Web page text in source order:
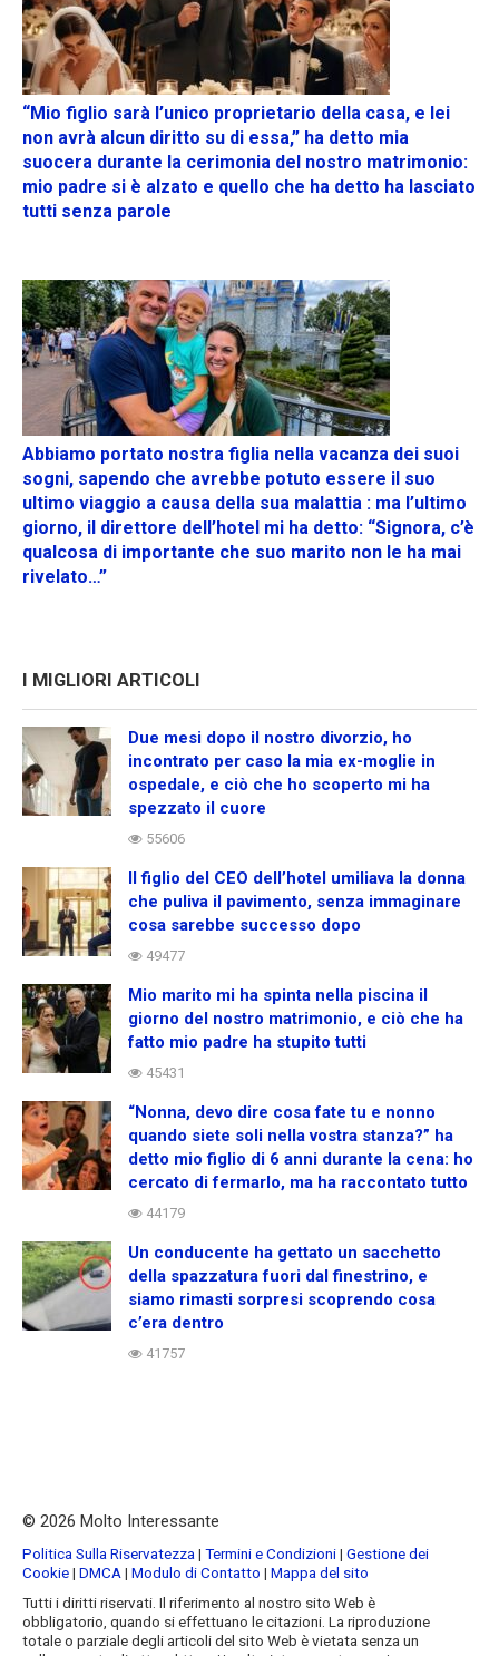
“Mio figlio sarà l’unico proprietario della casa, e lei
non avrà alcun diritto su di essa,” ha detto mia
suocera durante la cerimonia del nostro matrimonio:
mio padre si è alzato e quello che ha detto ha lasciato
tutti senza parole
Abbiamo portato nostra figlia nella vacanza dei suoi
sogni, sapendo che avrebbe potuto essere il suo
ultimo viaggio a causa della sua malattia : ma l’ultimo
giorno, il direttore dell’hotel mi ha detto: “Signora, c’è
qualcosa di importante che suo marito non le ha mai
rivelato…”
I MIGLIORI ARTICOLI
Due mesi dopo il nostro divorzio, ho
incontrato per caso la mia ex-moglie in
ospedale, e ciò che ho scoperto mi ha
spezzato il cuore
55606
Il figlio del CEO dell’hotel umiliava la donna
che puliva il pavimento, senza immaginare
cosa sarebbe successo dopo
49477
Mio marito mi ha spinta nella piscina il
giorno del nostro matrimonio, e ciò che ha
fatto mio padre ha stupito tutti
45431
“Nonna, devo dire cosa fate tu e nonno
quando siete soli nella vostra stanza?” ha
detto mio figlio di 6 anni durante la cena: ho
cercato di fermarlo, ma ha raccontato tutto
44179
Un conducente ha gettato un sacchetto
della spazzatura fuori dal finestrino, e
siamo rimasti sorpresi scoprendo cosa
c’era dentro
41757
© 2026 Molto Interessante
Politica Sulla Riservatezza| Termini e Condizioni| Gestione dei
Cookie| DMCA| Modulo di Contatto | Mappa del sito
Tutti i diritti riservati. Il riferimento al nostro sito Web è
obbligatorio, quando si effettuano le citazioni. La riproduzione
totale o parziale degli articoli del sito Web è vietata senza un